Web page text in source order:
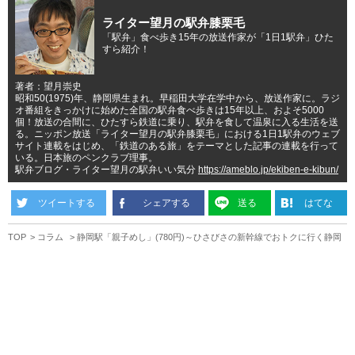
ライター望月の駅弁膝栗毛
「駅弁」食べ歩き15年の放送作家が「1日1駅弁」ひた
すら紹介！
著者：望月崇史
昭和50(1975)年、静岡県生まれ。早稲田大学在学中から、放送作家に。ラジ
オ番組をきっかけに始めた全国の駅弁食べ歩きは15年以上、およそ5000
個！放送の合間に、ひたすら鉄道に乗り、駅弁を食して温泉に入る生活を送
る。ニッポン放送「ライター望月の駅弁膝栗毛」における1日1駅弁のウェブ
サイト連載をはじめ、「鉄道のある旅」をテーマとした記事の連載を行って
いる。日本旅のペンクラブ理事。
駅弁ブログ・ライター望月の駅弁いい気分 https://ameblo.jp/ekiben-e-kibun/
ツイートする シェアする 送る はてな
TOP コラム 静岡駅「親子めし」(780円)～ひさびさの新幹線でおトクに行く静岡